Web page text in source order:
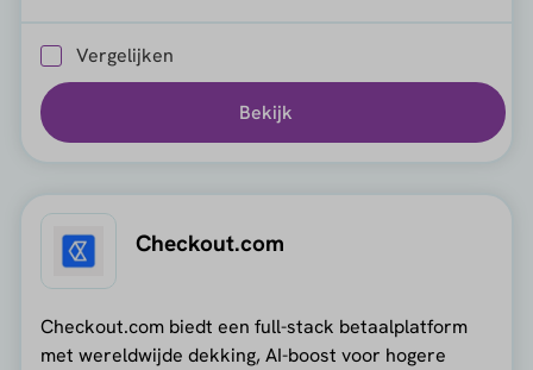
Vergelijken
Bekijk
Checkout.com
Checkout.com biedt een full-stack betaalplatform
met wereldwijde dekking, AI-boost voor hogere